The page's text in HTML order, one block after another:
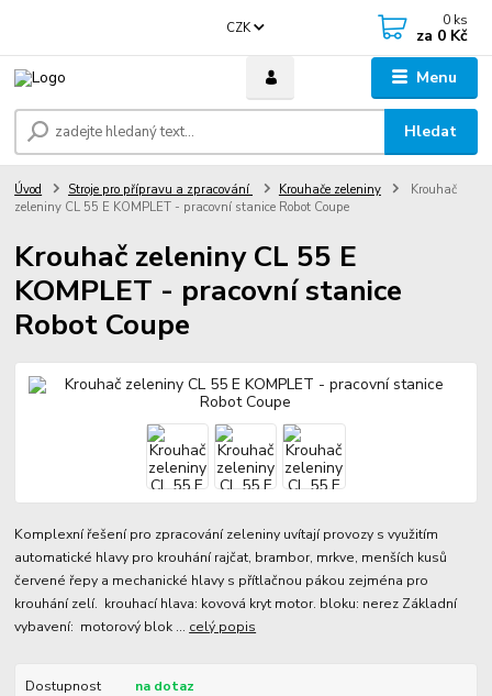
Menu
CZK
Hledat
0 ks
za 0 Kč
Úvod Stroje pro přípravu a zpracování Krouhače zeleniny
Krouhač
zeleniny CL 55 E KOMPLET - pracovní stanice Robot Coupe
Krouhač zeleniny CL 55 E
KOMPLET - pracovní stanice
Robot Coupe
Komplexní řešení pro zpracování zeleniny uvítají provozy s využitím
automatické hlavy pro krouhání rajčat, brambor, mrkve, menších kusů
červené řepy a mechanické hlavy s přítlačnou pákou zejména pro
krouhání zelí. krouhací hlava: kovová kryt motor. bloku: nerez Základní
vybavení: motorový blok ... celý popis
Dostupnost na dotaz